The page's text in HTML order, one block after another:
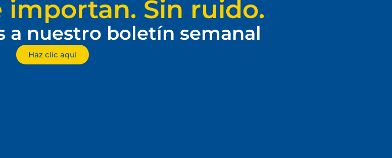
importan. Sin ruido.
a nuestro boletín semanal
Haz clic aquí